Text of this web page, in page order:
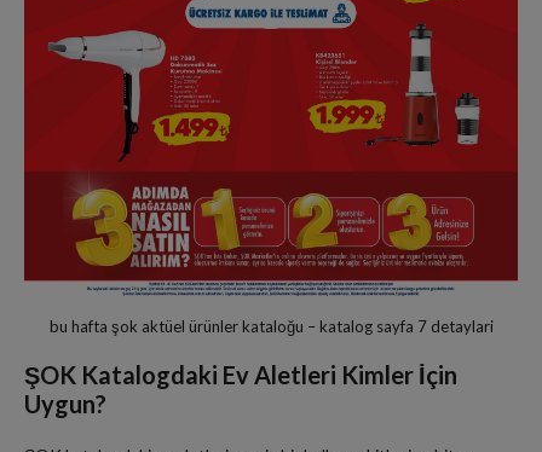
bu hafta şok aktüel ürünler kataloğu – katalog sayfa 7 detaylari
ŞOK Katalogdaki Ev Aletleri Kimler İçin
Uygun?